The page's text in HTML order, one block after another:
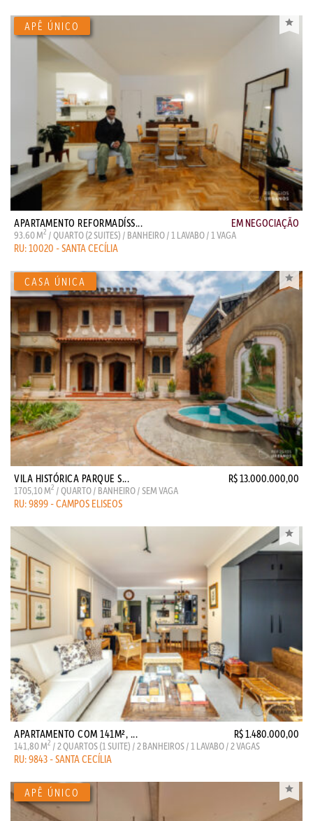
APARTAMENTO REFORMADÍSS... EM NEGOCIAÇÃO
93.60 M2 / QUARTO (2 SUITES) / BANHEIRO / 1 LAVABO / 1 VAGA
RU: 10020 - SANTA CECÍLIA
VILA HISTÓRICA PARQUE S... R$ 13.000.000,00
1705,10 M2 / QUARTO / BANHEIRO / SEM VAGA
RU: 9899 - CAMPOS ELISEOS
APARTAMENTO COM 141M², ... R$ 1.480.000,00
141,80 M2 / 2 QUARTOS (1 SUITE) / 2 BANHEIROS / 1 LAVABO / 2 VAGAS
RU: 9843 - SANTA CECÍLIA